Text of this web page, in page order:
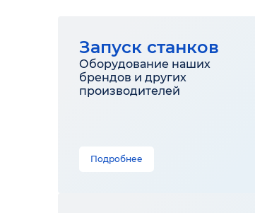
Запуск станков
Оборудование наших
брендов и других
производителей
Подробнее